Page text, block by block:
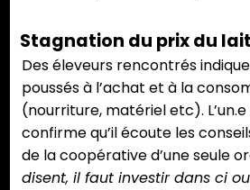
Stagnation du prix du lait
Des éleveurs rencontrés
poussés à l’achat et à la
(nourriture, matériel etc). L’un.e
confirme qu’il écoute les
de la coopérative d’une seule
disent, il faut investir dans ci